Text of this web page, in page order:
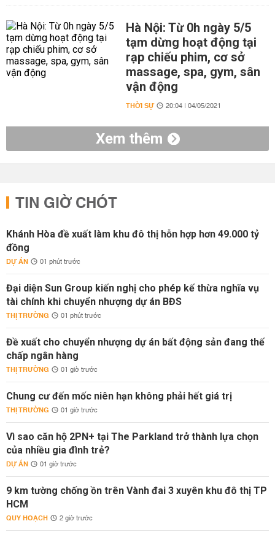
Hà Nội: Từ 0h ngày 5/5
tạm dừng hoạt động tại
rạp chiếu phim, cơ sở
massage, spa, gym, sân
vận động
THỜI SỰ 20:04 | 04/05/2021
Xem thêm
TIN GIỜ CHÓT
Khánh Hòa đề xuất làm khu đô thị hỗn hợp hơn 49.000 tỷ
đồng
DỰ ÁN 01 phút trước
Đại diện Sun Group kiến nghị cho phép kế thừa nghĩa vụ
tài chính khi chuyển nhượng dự án BĐS
THỊ TRƯỜNG 01 phút trước
Đề xuất cho chuyển nhượng dự án bất động sản đang thế
chấp ngân hàng
THỊ TRƯỜNG 01 giờ trước
Chung cư đến mốc niên hạn không phải hết giá trị
THỊ TRƯỜNG 01 giờ trước
Vì sao căn hộ 2PN+ tại The Parkland trở thành lựa chọn
của nhiều gia đình trẻ?
DỰ ÁN 01 giờ trước
9 km tường chống ồn trên Vành đai 3 xuyên khu đô thị TP
HCM
QUY HOẠCH 2 giờ trước